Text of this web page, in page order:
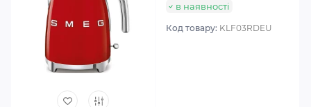
в наявності
Код товару: KLF03RDEU